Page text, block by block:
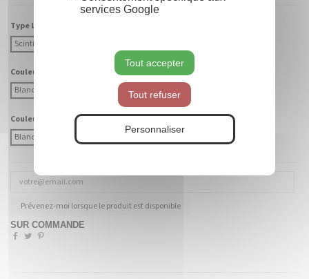
services Google
Tout accepter
Tout refuser
Personnaliser
Type Lumière :
Scintillant
Couleur Lumière :
Blanc Chaud
Couleur Fibre :
Blanc
Coloré (à préciser)
Prévenez-moi lorsque le produit est disponible
SUR COMMANDE